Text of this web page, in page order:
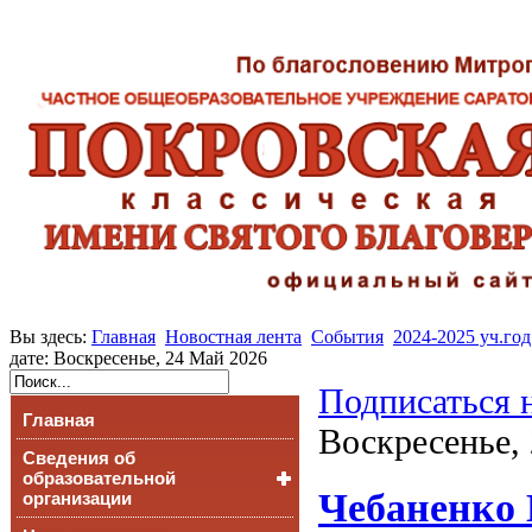
Вы здесь: Главная Новостная лента События 2024-2025 уч.год
дате: Воскресенье, 24 Май 2026
Главная
Сведения об
образовательной
организации
Подписаться
Чебаненко